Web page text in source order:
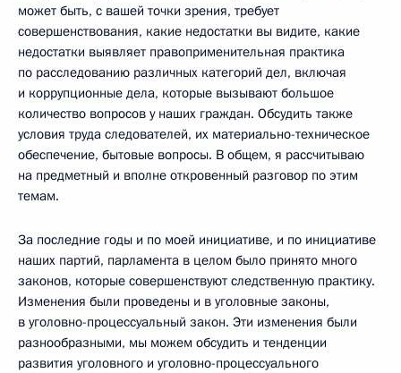
может быть, с вашей точки зрения, требует
совершенствования, какие недостатки вы видите, какие
недостатки выявляет правоприменительная практика
по расследованию различных категорий дел, включая
и коррупционные дела, которые вызывают большое
количество вопросов у наших граждан. Обсудить также
условия труда следователей, их материально-техническое
обеспечение, бытовые вопросы. В общем, я рассчитываю
на предметный и вполне откровенный разговор по этим
темам.
За последние годы и по моей инициативе, и по инициативе
наших партий, парламента в целом было принято много
законов, которые совершенствуют следственную практику.
Изменения были проведены и в уголовные законы,
в уголовно-процессуальный закон. Эти изменения были
разнообразными, мы можем обсудить и тенденции
развития уголовного и уголовно-процессуального